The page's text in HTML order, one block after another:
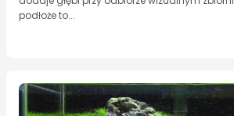
podłoże to...